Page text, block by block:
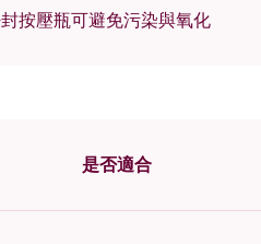
按壓瓶可避免污染與氧化
是否適合